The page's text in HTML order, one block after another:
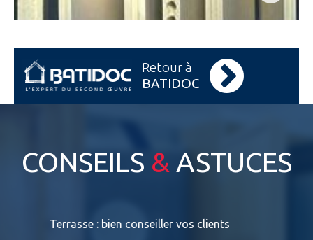
Retour à
BATIDOC
CONSEILS & ASTUCES
Terrasse : bien conseiller vos clients